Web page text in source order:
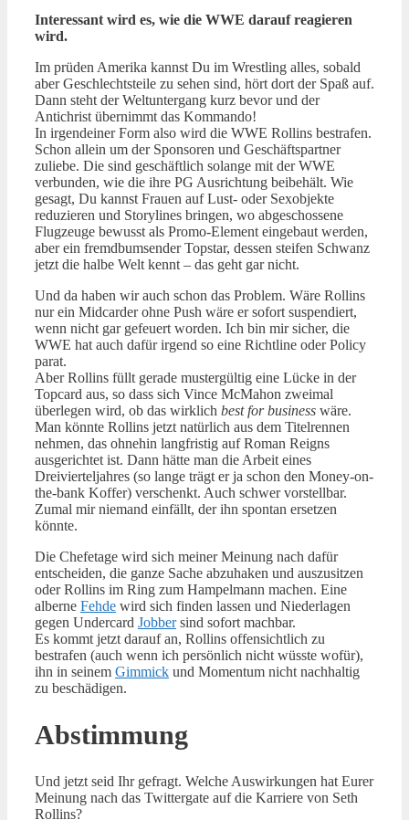
Interessant wird es, wie die WWE darauf reagieren
wird.
Im prüden Amerika kannst Du im Wrestling alles, sobald
aber Geschlechtsteile zu sehen sind, hört dort der Spaß auf.
Dann steht der Weltuntergang kurz bevor und der
Antichrist übernimmt das Kommando!
In irgendeiner Form also wird die WWE Rollins bestrafen.
Schon allein um der Sponsoren und Geschäftspartner
zuliebe. Die sind geschäftlich solange mit der WWE
verbunden, wie die ihre PG Ausrichtung beibehält. Wie
gesagt, Du kannst Frauen auf Lust- oder Sexobjekte
reduzieren und Storylines bringen, wo abgeschossene
Flugzeuge bewusst als Promo-Element eingebaut werden,
aber ein fremdbumsender Topstar, dessen steifen Schwanz
jetzt die halbe Welt kennt – das geht gar nicht.
Und da haben wir auch schon das Problem. Wäre Rollins
nur ein Midcarder ohne Push wäre er sofort suspendiert,
wenn nicht gar gefeuert worden. Ich bin mir sicher, die
WWE hat auch dafür irgend so eine Richtline oder Policy
parat.
Aber Rollins füllt gerade mustergültig eine Lücke in der
Topcard aus, so dass sich Vince McMahon zweimal
überlegen wird, ob das wirklich best for business wäre.
Man könnte Rollins jetzt natürlich aus dem Titelrennen
nehmen, das ohnehin langfristig auf Roman Reigns
ausgerichtet ist. Dann hätte man die Arbeit eines
Dreivierteljahres (so lange trägt er ja schon den Money-on-
the-bank Koffer) verschenkt. Auch schwer vorstellbar.
Zumal mir niemand einfällt, der ihn spontan ersetzen
könnte.
Die Chefetage wird sich meiner Meinung nach dafür
entscheiden, die ganze Sache abzuhaken und auszusitzen
oder Rollins im Ring zum Hampelmann machen. Eine
alberne Fehde wird sich finden lassen und Niederlagen
gegen Undercard Jobbersind sofort machbar.
Es kommt jetzt darauf an, Rollins offensichtlich zu
bestrafen (auch wenn ich persönlich nicht wüsste wofür),
ihn in seinem Gimmick und Momentum nicht nachhaltig
zu beschädigen.
Abstimmung
Und jetzt seid Ihr gefragt. Welche Auswirkungen hat Eurer
Meinung nach das Twittergate auf die Karriere von Seth
Rollins?